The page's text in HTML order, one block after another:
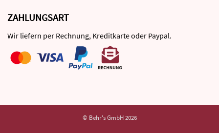
ZAHLUNGSART
Wir liefern per Rechnung, Kreditkarte oder Paypal.
© Behr's GmbH 2026